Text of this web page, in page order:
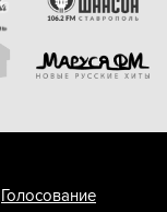
Голосование